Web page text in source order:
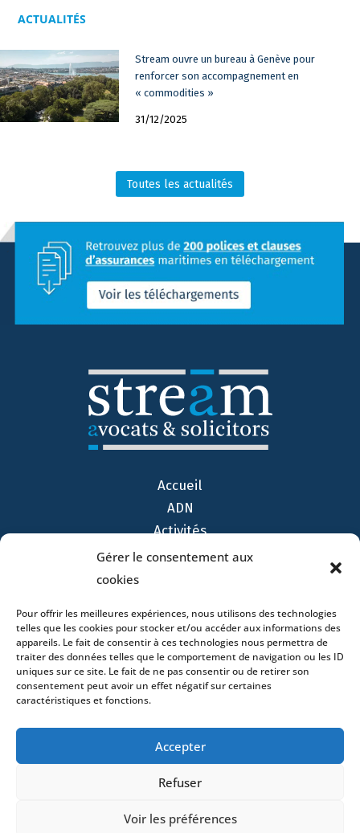
Gérer le consentement aux
cookies
Pour offrir les meilleures expériences, nous utilisons des technologies
telles que les cookies pour stocker et/ou accéder aux informations des
appareils. Le fait de consentir à ces technologies nous permettra de
traiter des données telles que le comportement de navigation ou les ID
uniques sur ce site. Le fait de ne pas consentir ou de retirer son
consentement peut avoir un effet négatif sur certaines
caractéristiques et fonctions.
Accepter
Refuser
Voir les préférences
ACTUALITÉS
Stream ouvre un bureau à Genève pour
renforcer son accompagnement en
« commodities »
31/12/2025
Toutes les actualités
Accueil
ADN
Activités
Avocats
Actualités
Contact
- 4 square Édouard VII – 75009 Paris – France –
+33 (0)2 35 22 18 88
Catherine – 33000 Bordeaux – France -